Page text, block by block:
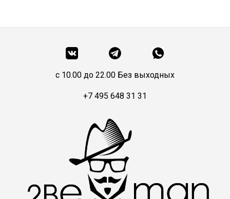
c 10.00 до 22.00 Без выходных
+7 495 648 31 31